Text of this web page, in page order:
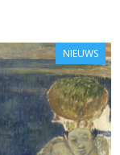
NIEUWS